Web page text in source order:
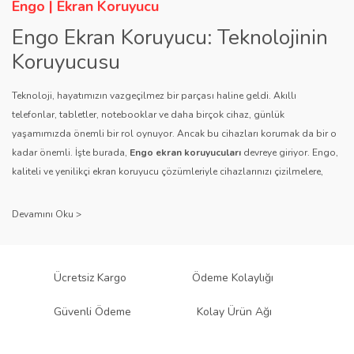
Bu ürüne benzer farklı alternatifler olmalı.
Gönder
Engo | Ekran Koruyucu
Engo Ekran Koruyucu: Teknolojinin
Koruyucusu
Teknoloji, hayatımızın vazgeçilmez bir parçası haline geldi. Akıllı
telefonlar, tabletler, notebooklar ve daha birçok cihaz, günlük
yaşamımızda önemli bir rol oynuyor. Ancak bu cihazları korumak da bir o
kadar önemli. İşte burada, Engo ekran koruyucuları devreye giriyor. Engo,
kaliteli ve yenilikçi ekran koruyucu çözümleriyle cihazlarınızı çizilmelere,
sağlıyor.
Engo ekran koruyucuları
, uzun yıllara dayanan tecrübesi ve teknolojiye
ürününü titiz bir kalite kontrol sürecinden geçirir. Kullanıcı dostu tasarımı
Ücretsiz Kargo Ödeme Kolaylığı
Güvenli Ödeme Kolay Ürün Ağı